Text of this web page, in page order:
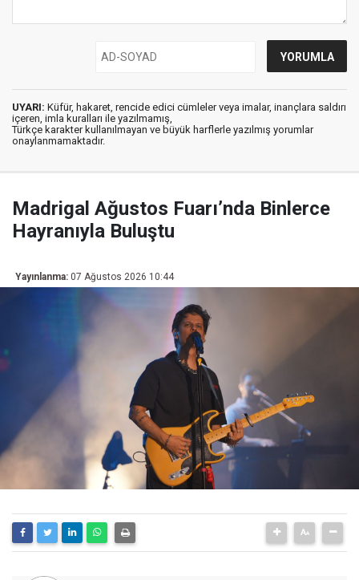
UYARI: Küfür, hakaret, rencide edici cümleler veya imalar, inançlara saldırı
içeren, imla kuralları ile yazılmamış,
Türkçe karakter kullanılmayan ve büyük harflerle yazılmış yorumlar
onaylanmamaktadır.
Madrigal Ağustos Fuarı’nda Binlerce
Hayranıyla Buluştu
Yayınlanma: 07 Ağustos 2026 10:44